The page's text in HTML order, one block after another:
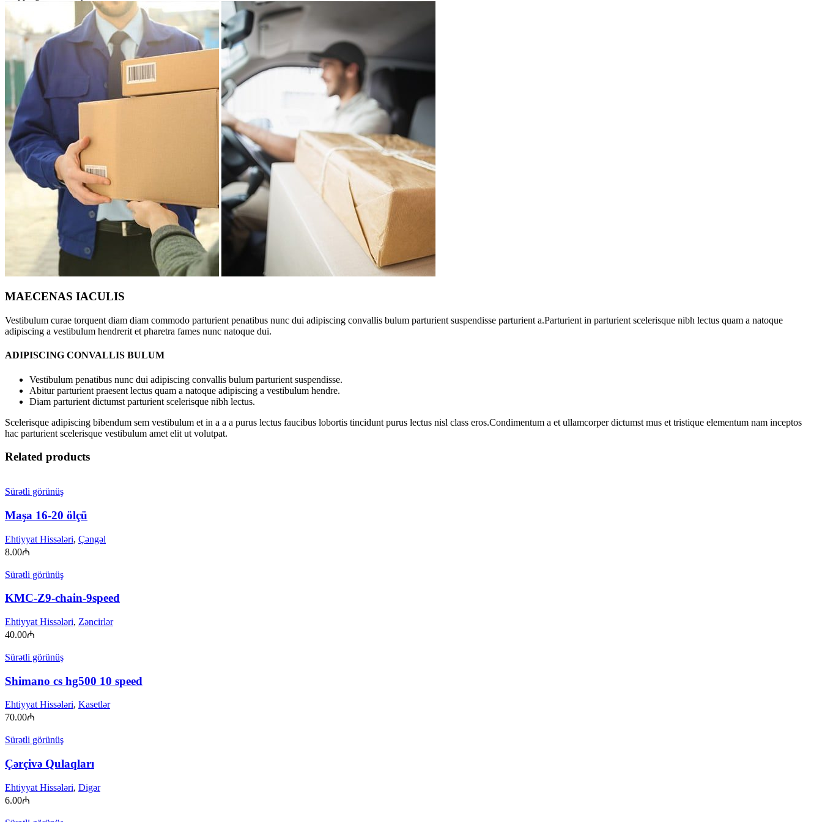
MAECENAS IACULIS
Vestibulum curae torquent diam diam commodo parturient penatibus nunc dui adipiscing convallis bulum parturient suspendisse parturient a.Parturient in parturient scelerisque nibh lectus quam a natoque
adipiscing a vestibulum hendrerit et pharetra fames nunc natoque dui.
ADIPISCING CONVALLIS BULUM
Vestibulum penatibus nunc dui adipiscing convallis bulum parturient suspendisse.
Abitur parturient praesent lectus quam a natoque adipiscing a vestibulum hendre.
Diam parturient dictumst parturient scelerisque nibh lectus.
Scelerisque adipiscing bibendum sem vestibulum et in a a a purus lectus faucibus lobortis tincidunt purus lectus nisl class eros.Condimentum a et ullamcorper dictumst mus et tristique elementum nam inceptos
hac parturient scelerisque vestibulum amet elit ut volutpat.
Related products
Sürətli görünüş
Maşa 16-20 ölçü
Ehtiyyat Hissələri, Çəngəl
8.00₼
Sürətli görünüş
KMC-Z9-chain-9speed
Ehtiyyat Hissələri, Zəncirlər
40.00₼
Sürətli görünüş
Shimano cs hg500 10 speed
Ehtiyyat Hissələri, Kasetlər
70.00₼
Sürətli görünüş
Çərçivə Qulaqları
Ehtiyyat Hissələri, Digər
6.00₼